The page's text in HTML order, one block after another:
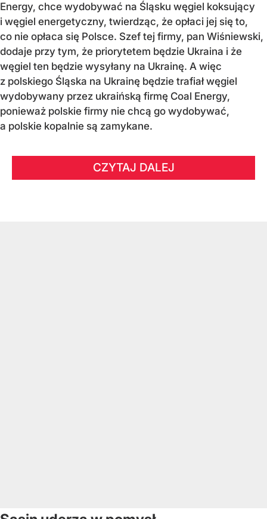
Energy, chce wydobywać na Śląsku węgiel koksujący
i węgiel energetyczny, twierdząc, że opłaci jej się to,
co nie opłaca się Polsce. Szef tej firmy, pan Wiśniewski,
dodaje przy tym, że priorytetem będzie Ukraina i że
węgiel ten będzie wysyłany na Ukrainę. A więc
z polskiego Śląska na Ukrainę będzie trafiał węgiel
wydobywany przez ukraińską firmę Coal Energy,
ponieważ polskie firmy nie chcą go wydobywać,
a polskie kopalnie są zamykane.
CZYTAJ DALEJ